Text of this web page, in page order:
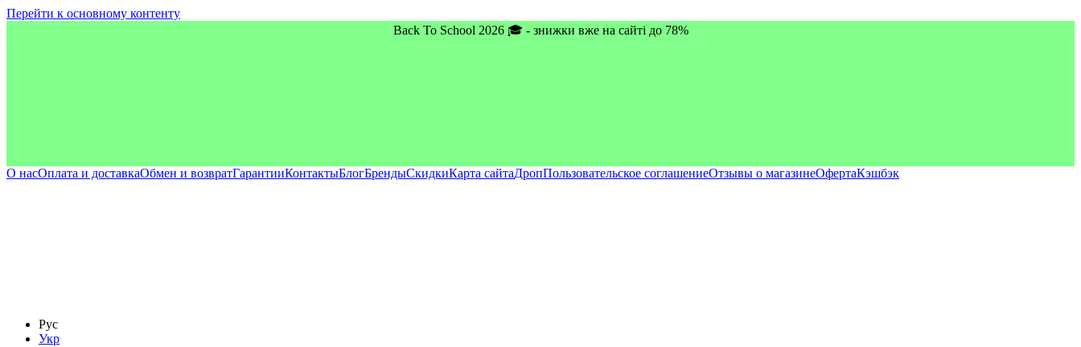
Перейти к основному контенту
Back To School 2026 🎓 - знижки вже на сайті до 78%
О насОплата и доставкаОбмен и возвратГарантииКонтактыБлогБрендыСкидкиКарта сайтаДропПользовательское соглашениеОтзывы о магазинеОфертаКэшбэк
Рус
Укр